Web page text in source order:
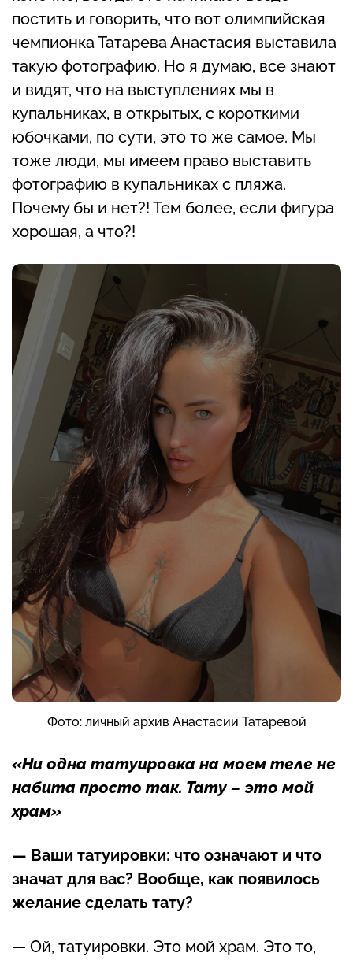
постить и говорить, что вот олимпийская
чемпионка Татарева Анастасия выставила
такую фотографию. Но я думаю, все знают
и видят, что на выступлениях мы в
купальниках, в открытых, с короткими
юбочками, по сути, это то же самое. Мы
тоже люди, мы имеем право выставить
фотографию в купальниках с пляжа.
Почему бы и нет?! Тем более, если фигура
хорошая, а что?!
Фото: личный архив Анастасии Татаревой
«Ни одна татуировка на моем теле не
набита просто так. Тату – это мой
храм»
— Ваши татуировки: что означают и что
значат для вас? Вообще, как появилось
желание сделать тату?
— Ой, татуировки. Это мой храм. Это то,